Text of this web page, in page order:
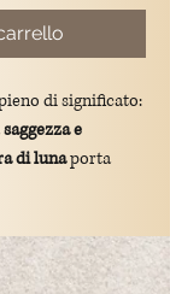
di significato:
saggezza e
di lunaporta
e personale